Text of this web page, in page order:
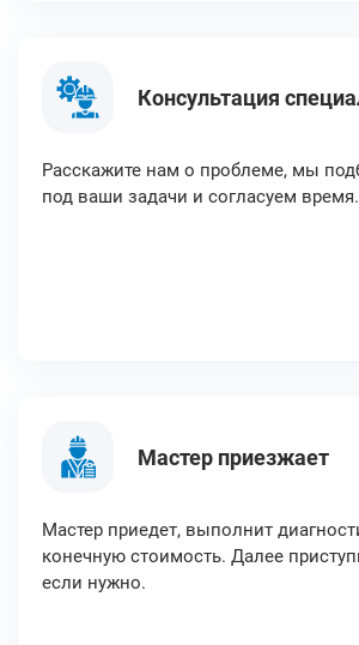
Консультация
Расскажите нам о проблеме, мы
под ваши задачи и согласуем время.
Мастер приезжает
Мастер приедет, выполнит
конечную стоимость. Далее
если нужно.